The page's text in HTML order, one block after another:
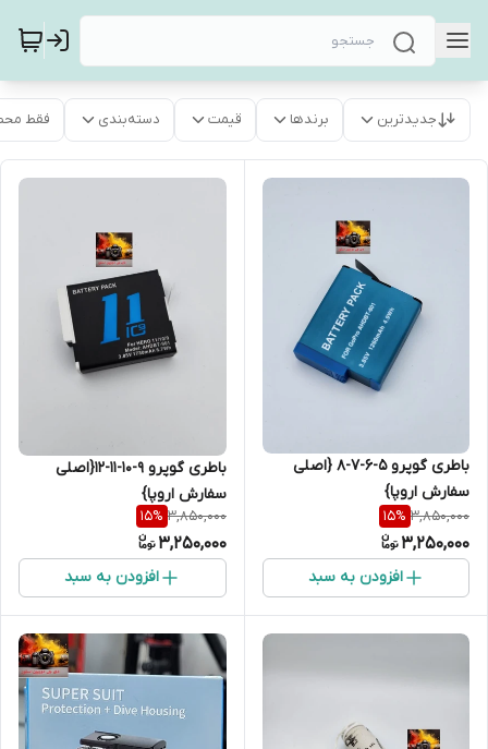
جدیدترین برندها قیمت دسته‌بندی فقط
باطری گوپرو 5-6-7-8 {اصلی
سفارش اروپا}
3,850,000
15%
3,250,000
افزودن به سبد
باطری گوپرو 9-10-11-12{اصلی
سفارش اروپا}
3,850,000
15%
3,250,000
افزودن به سبد